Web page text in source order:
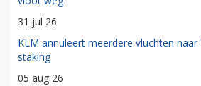
31 jul 26
KLM annuleert meerdere vluchten
staking
05 aug 26